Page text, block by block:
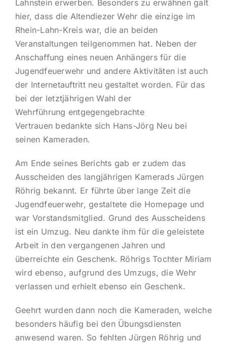
Lahnstein erwerben. Besonders zu erwähnen galt
hier, dass die Altendiezer Wehr die einzige im
Rhein-Lahn-Kreis war, die an beiden
Veranstaltungen teilgenommen hat. Neben der
Anschaffung eines neuen Anhängers für die
Jugendfeuerwehr und andere Aktivitäten ist auch
der Internetauftritt neu gestaltet worden. Für das
bei der letztjährigen Wahl der
Wehrführung entgegengebrachte
Vertrauen bedankte sich Hans-Jörg Neu bei
seinen Kameraden.
Am Ende seines Berichts gab er zudem das
Ausscheiden des langjährigen Kamerads Jürgen
Röhrig bekannt. Er führte über lange Zeit die
Jugendfeuerwehr, gestaltete die Homepage und
war Vorstandsmitglied. Grund des Ausscheidens
ist ein Umzug. Neu dankte ihm für die geleistete
Arbeit in den vergangenen Jahren und
überreichte ein Geschenk. Röhrigs Tochter Miriam
wird ebenso, aufgrund des Umzugs, die Wehr
verlassen und erhielt ebenso ein Geschenk.
Geehrt wurden dann noch die Kameraden, welche
besonders häufig bei den Übungsdiensten
anwesend waren. So fehlten Jürgen Röhrig und